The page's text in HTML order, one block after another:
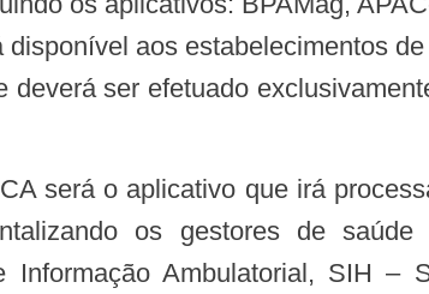
aos estabelecimentos
ser efetuado
os gestores de
Ambulatorial, SIH –